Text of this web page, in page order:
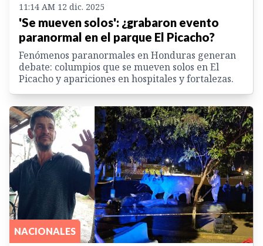
11:14 AM 12 dic. 2025
'Se mueven solos': ¿grabaron evento
paranormal en el parque El Picacho?
Fenómenos paranormales en Honduras generan
debate: columpios que se mueven solos en El
Picacho y apariciones en hospitales y fortalezas.
NACIONALES